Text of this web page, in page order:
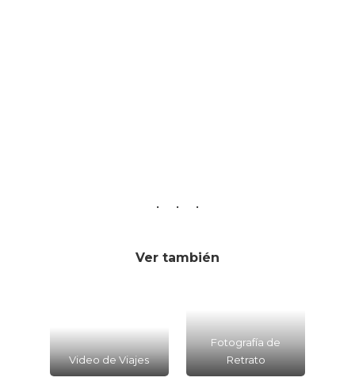
Ver también
Video de Viajes
Fotografía de
Retrato